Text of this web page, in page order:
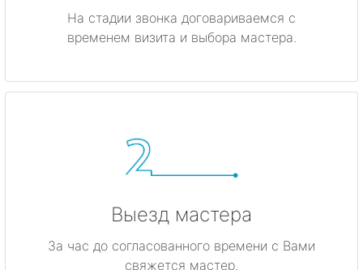
На стадии звонка договариваемся с
временем визита и выбора мастера.
Выезд мастера
За час до согласованного времени с Вами
свяжется мастер.